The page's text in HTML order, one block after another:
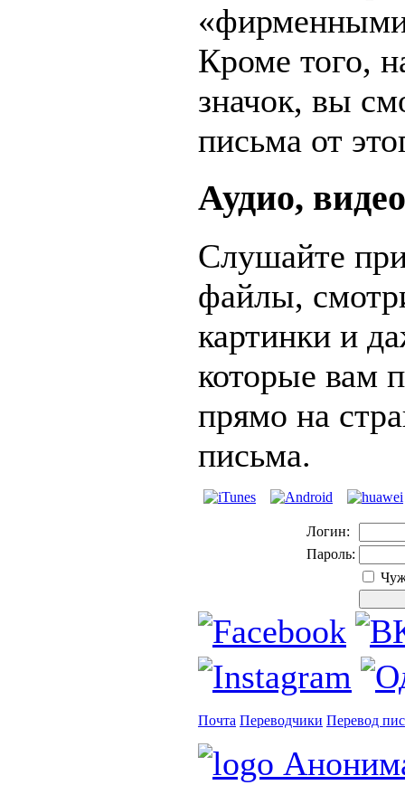
Кроме того,
значок, вы
письма от
Аудио,
Слушайте
файлы,
картинки и
которые вам
прямо на
письма.
Логин:
Пароль:
Почта Переводчики Перевод